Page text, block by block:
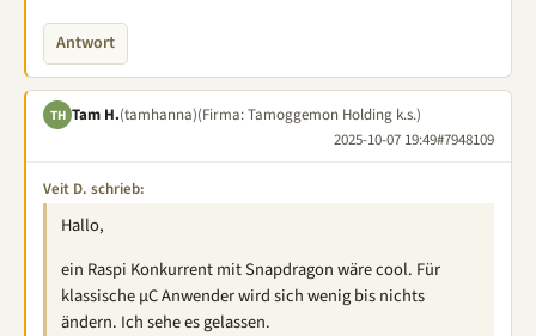
Antwort
TH Tam H.(tamhanna)(Firma: Tamoggemon Holding k.s.)
2025-10-07 19:49#7948109
Veit D. schrieb:
Hallo,
ein Raspi Konkurrent mit Snapdragon wäre cool. Für
klassische µC Anwender wird sich wenig bis nichts
ändern. Ich sehe es gelassen.